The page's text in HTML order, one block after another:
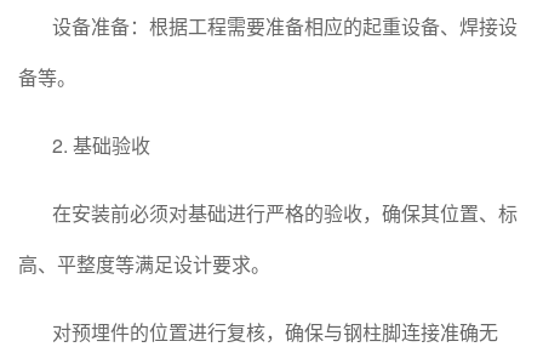
设备准备：根据工程需要准备相应的起重设备、焊接设
备等。
2. 基础验收
在安装前必须对基础进行严格的验收，确保其位置、标
高、平整度等满足设计要求。
对预埋件的位置进行复核，确保与钢柱脚连接准确无